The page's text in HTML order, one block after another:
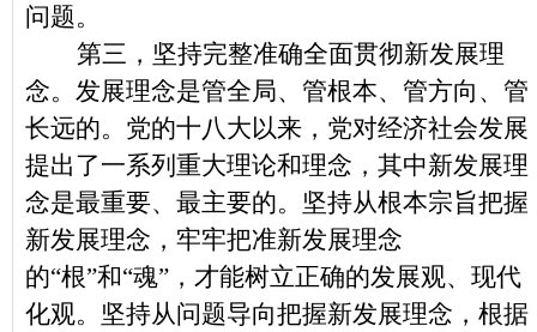
问题。
第三，坚持完整准确全面贯彻新发展理
念。发展理念是管全局、管根本、管方向、管
长远的。党的十八大以来，党对经济社会发展
提出了一系列重大理论和理念，其中新发展理
念是最重要、最主要的。坚持从根本宗旨把握
新发展理念，牢牢把准新发展理念
的“根”和“魂”，才能树立正确的发展观、现代
化观。坚持从问题导向把握新发展理念，根据